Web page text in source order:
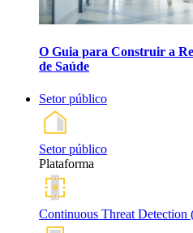
O Guia para Construir a
de Saúde
Setor público
Setor público
Plataforma
Continuous Threat Detection